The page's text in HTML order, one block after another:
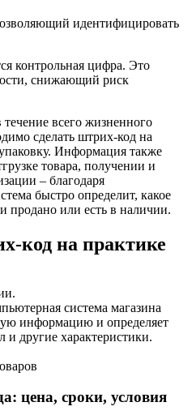
идентифицировать
контрольная цифра. Это
снижающий риск
всего жизненного
сделать штрих-код на
Информация также
товара, получении и
– благодаря
быстро определит, какое
продано или есть в наличии.
код на практике
система магазина
информацию и определяет
и другие характеристики.
цена, сроки, условия